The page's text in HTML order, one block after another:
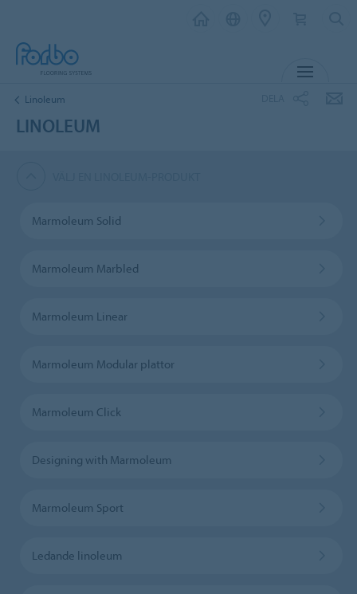
Linoleum
LINOLEUM
Marmoleum Solid
Marmoleum Marbled
Marmoleum Linear
Marmoleum Modular plattor
Marmoleum Click
Designing with Marmoleum
Marmoleum Sport
Ledande linoleum